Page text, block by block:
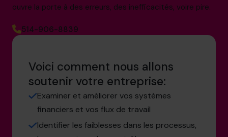
ouvre la porte à des erreurs, des inefficacités, voire pire.
514-906-8839
Voici comment nous allons
soutenir votre entreprise:
Examiner et améliorer vos systèmes
financiers et vos flux de travail
Identifier les faiblesses dans les processus,